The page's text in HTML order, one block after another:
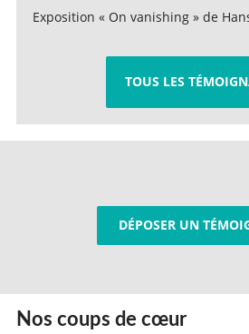
Exposition « On vanishing » de
TOUS LES
DÉPOSER UN
Nos coups de cœur